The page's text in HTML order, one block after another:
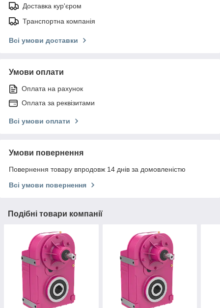
Доставка кур'єром
Транспортна компанія
Всі умови доставки
Умови оплати
Оплата на рахунок
Оплата за реквізитами
Всі умови оплати
Умови повернення
Повернення товару впродовж 14 днів за домовленістю
Всі умови повернення
Подібні товари компанії